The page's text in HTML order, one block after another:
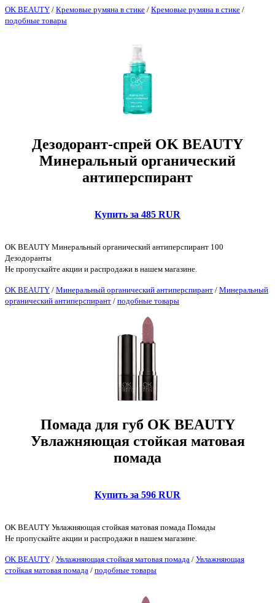
OK BEAUTY / Кремовые румяна в стике / Кремовые румяна в стике /
подобные товары
Дезодорант-спрей OK BEAUTY
Минеральный органический
антиперспирант
Купить за 485 RUR
OK BEAUTY Минеральный органический антиперспирант 100
Дезодоранты
Не пропускайте акции и распродажи в нашем магазине.
OK BEAUTY / Минеральный органический антиперспирант / Минеральный
органический антиперспирант / подобные товары
Помада для губ OK BEAUTY
Увлажняющая стойкая матовая
помада
Купить за 596 RUR
OK BEAUTY Увлажняющая стойкая матовая помада Помады
Не пропускайте акции и распродажи в нашем магазине.
OK BEAUTY / Увлажняющая стойкая матовая помада / Увлажняющая
стойкая матовая помада / подобные товары